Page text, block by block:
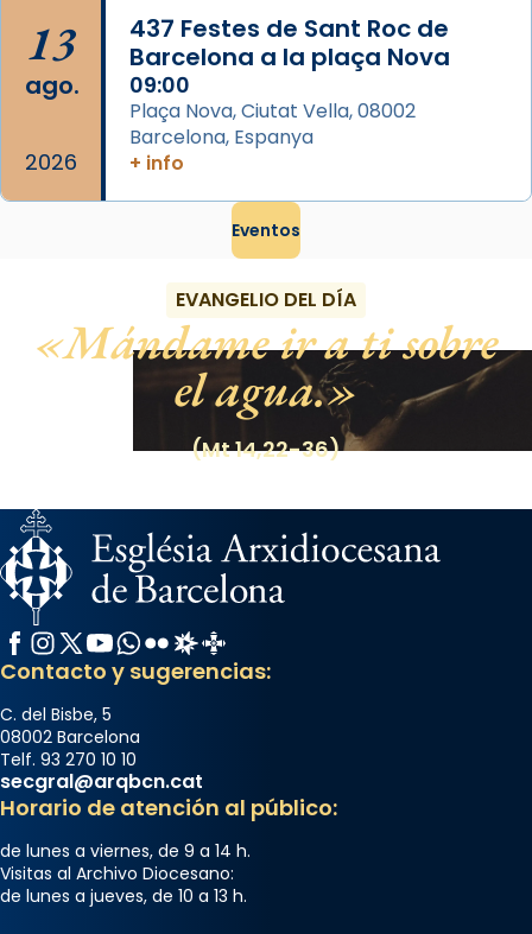
13
ago.
2026
437 Festes de Sant Roc de
Barcelona a la plaça Nova
09:00
Plaça Nova, Ciutat Vella, 08002
Barcelona, Espanya
+ info
Eventos
EVANGELIO DEL DÍA
Mándame ir a ti sobre
el agua.
(Mt 14,22-36)
Facebook
Instagram
X / Twitter
YouTube
WhatsApp
FlickrRadio Estel
Catalunya Cristiana
Contacto y sugerencias:
C. del Bisbe, 5
08002 Barcelona
Telf. 93 270 10 10
secgral@arqbcn.cat
Horario de atención al público:
de lunes a viernes, de 9 a 14 h.
Visitas al Archivo Diocesano:
de lunes a jueves, de 10 a 13 h.